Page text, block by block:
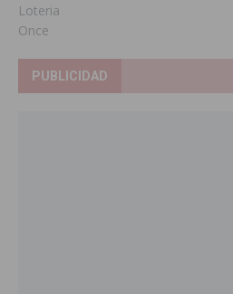
Loteria
Once
PUBLICIDAD